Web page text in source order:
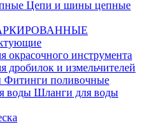
Цепи и шины цепные
окрасочного инструмента
дробилок и измельчителей
Фитинги поливочные
Шланги для воды